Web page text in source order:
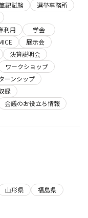
記試験
選挙事務所
利用
学会
展示会
決算説明会
ワークショップ
ーンシップ
録
会議のお役立ち情報
山形県
福島県